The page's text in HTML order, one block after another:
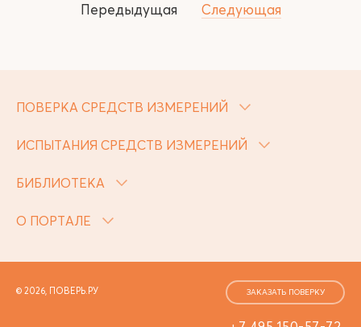
Передыдущая Следующая
ПОВЕРКА СРЕДСТВ ИЗМЕРЕНИЙ
ИСПЫТАНИЯ СРЕДСТВ ИЗМЕРЕНИЙ
БИБЛИОТЕКА
О ПОРТАЛЕ
© 2026, ПОВЕРЬ.РУ ЗАКАЗАТЬ ПОВЕРКУ